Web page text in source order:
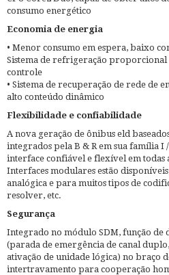
consumo energético
Economia de energia
• Menor consumo em espera, baixo
Sistema de refrigeração proporcional
controle
• Sistema de recuperação de rede de
alto conteúdo dinâmico
Flexibilidade e confiabilidade
A nova geração de ônibus eld
integrados pela B & R em sua família I
interface confiável e flexível em todas
Interfaces modulares estão
analógica e para muitos tipos de
resolver, etc.
Segurança
Integrado no módulo SDM, função de
(parada de emergência de canal
ativação de unidade lógica) no braço
intertravamento para cooperação